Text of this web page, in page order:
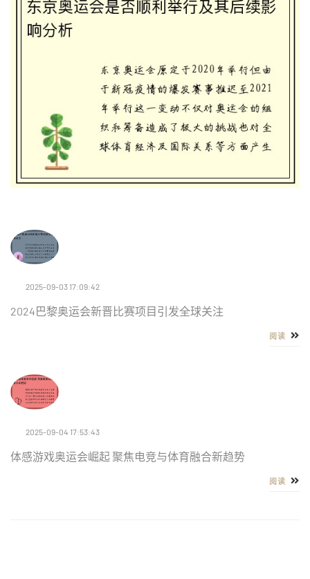
2025-09-03 17:09:42
2024巴黎奥运会新晋比赛项目引发全球关注
阅读
2025-09-04 17:53:43
体感游戏奥运会崛起 聚焦电竞与体育融合新趋势
阅读